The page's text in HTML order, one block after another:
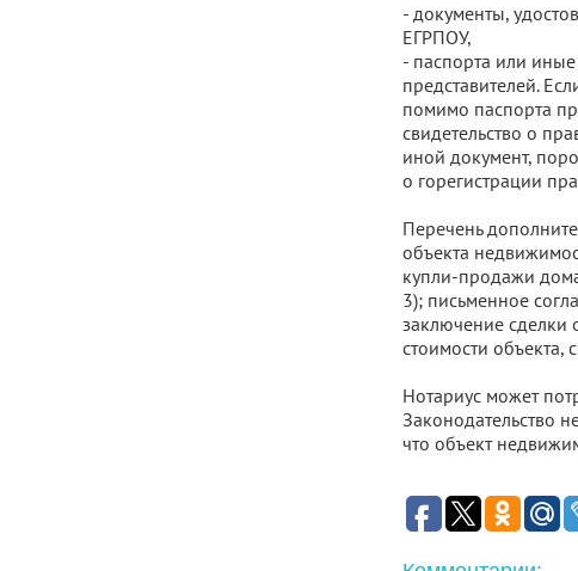
- документы,
ЕГРПОУ,
- паспорта или
представителей.
помимо паспорта
свидетельство о
иной документ,
о горегистрации
Перечень
объекта
купли-продажи
3); письменное
заключение сделки
стоимости
Нотариус может
Законодательство
что объект